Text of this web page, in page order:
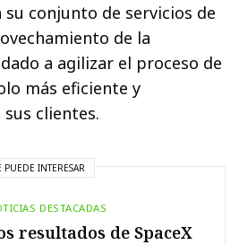
conjunto de servicios de
de la
a agilizar el proceso de
más eficiente y
clientes.
PUEDE INTERESAR
DESTACADAS
resultados de SpaceX